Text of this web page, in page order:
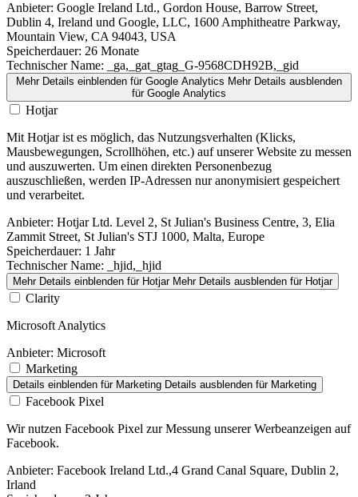
Anbieter: Google Ireland Ltd., Gordon House, Barrow Street,
Dublin 4, Ireland und Google, LLC, 1600 Amphitheatre Parkway,
Mountain View, CA 94043, USA
Speicherdauer: 26 Monate
Technischer Name: _ga,_gat_gtag_G-9568CDH92B,_gid
Mehr Details einblenden für Google Analytics Mehr Details ausblenden
für Google Analytics
Hotjar
Mit Hotjar ist es möglich, das Nutzungsverhalten (Klicks,
Mausbewegungen, Scrollhöhen, etc.) auf unserer Website zu messen
und auszuwerten. Um einen direkten Personenbezug
auszuschließen, werden IP-Adressen nur anonymisiert gespeichert
und verarbeitet.
Anbieter: Hotjar Ltd. Level 2, St Julian's Business Centre, 3, Elia
Zammit Street, St Julian's STJ 1000, Malta, Europe
Speicherdauer: 1 Jahr
Technischer Name: _hjid,_hjid
Mehr Details einblenden für Hotjar Mehr Details ausblenden für Hotjar
Clarity
Microsoft Analytics
Anbieter: Microsoft
Marketing
Details einblenden für Marketing Details ausblenden für Marketing
Facebook Pixel
Wir nutzen Facebook Pixel zur Messung unserer Werbeanzeigen auf
Facebook.
Anbieter: Facebook Ireland Ltd.,4 Grand Canal Square, Dublin 2,
Irland